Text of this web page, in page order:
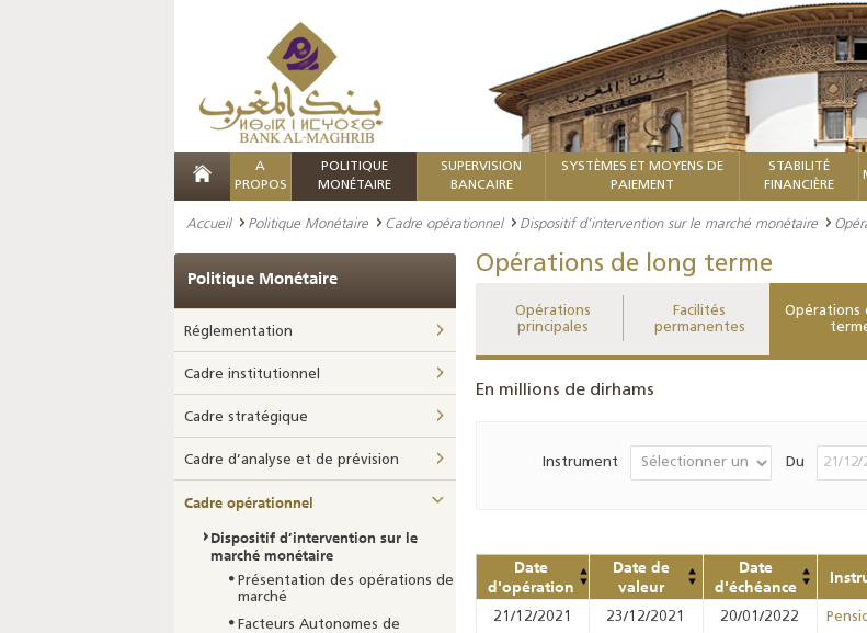
A
PROPOS
POLITIQUE
MONÉTAIRE
SUPERVISION
BANCAIRE
SYSTÈMES ET MOYENS DE
PAIEMENT
STABILITÉ
FINANCIÈRE
Accueil Politique Monétaire Cadre opérationnel Dispositif d’intervention sur le marché monétaire
Opérations de long terme
Opérations
principales
Facilités
permanentes
Opérations
En millions de dirhams
Instrument Du
Date
d'opération
Date de
valeur
Date
d'échéance
21/12/2021 23/12/2021 20/01/2022
Politique Monétaire
Réglementation
Cadre institutionnel
Cadre stratégique
Cadre d’analyse et de prévision
Cadre opérationnel
Dispositif d’intervention sur le
marché monétaire
Présentation des opérations de
marché
Facteurs Autonomes de